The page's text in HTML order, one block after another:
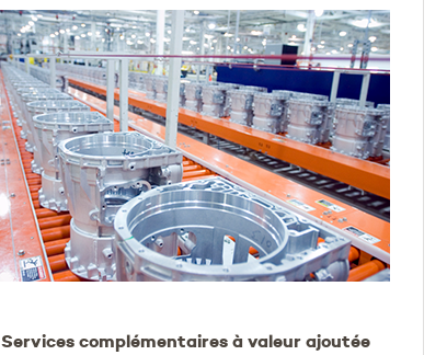
Services complémentaires à valeur ajoutée